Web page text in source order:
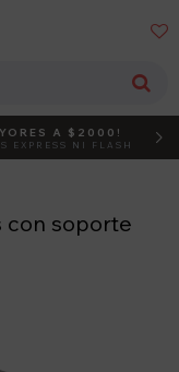

A $2000!
EXPRESS NI FLASH
con soporte